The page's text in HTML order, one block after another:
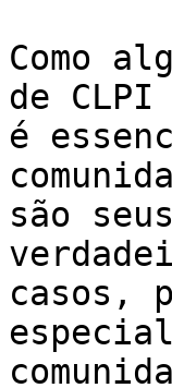
Como
de
é
são
casos,